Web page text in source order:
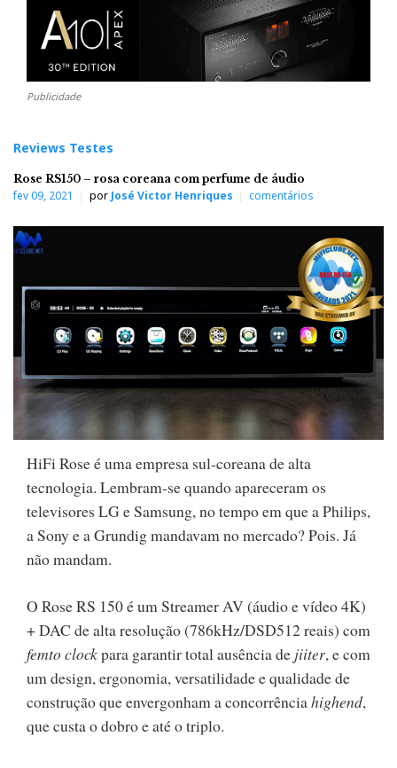
Publicidade
Reviews Testes
Rose RS150 – rosa coreana com perfume de áudio
fev 09, 2021 por José Victor Henriques comentários
HiFi Rose é uma empresa sul-coreana de alta
tecnologia. Lembram-se quando apareceram os
televisores LG e Samsung, no tempo em que a Philips,
a Sony e a Grundig mandavam no mercado? Pois. Já
não mandam.
O Rose RS 150 é um Streamer AV (áudio e vídeo 4K)
+ DAC de alta resolução (786kHz/DSD512 reais) com
femto clockpara garantir total ausência de jiiter, e com
um design, ergonomia, versatilidade e qualidade de
construção que envergonham a concorrênciahighend,
que custa o dobro e até o triplo.